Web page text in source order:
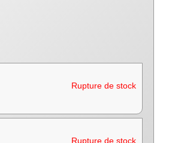
Rupture de stock
Rupture de stock